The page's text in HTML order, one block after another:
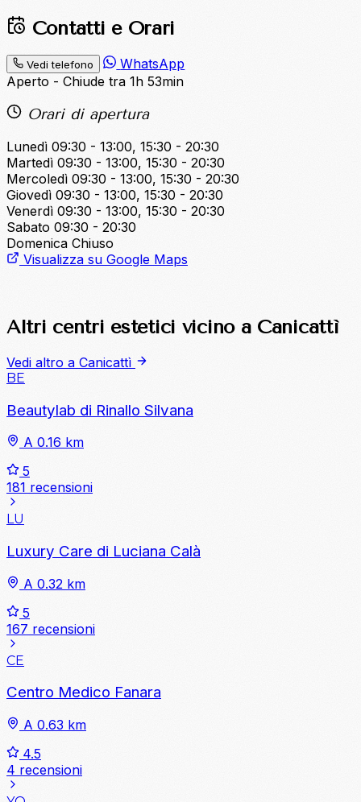
Contatti e Orari
Vedi telefono
WhatsApp
Aperto - Chiude tra 1h 53min
Orari di apertura
Lunedì 09:30 - 13:00, 15:30 - 20:30
Martedì 09:30 - 13:00, 15:30 - 20:30
Mercoledì 09:30 - 13:00, 15:30 - 20:30
Giovedì 09:30 - 13:00, 15:30 - 20:30
Venerdì 09:30 - 13:00, 15:30 - 20:30
Sabato 09:30 - 20:30
Domenica Chiuso
Visualizza su Google Maps
Altri centri estetici vicino a Canicattì
Vedi altro a Canicattì
BE
Beautylab di Rinallo Silvana
A 0.16 km
5
181 recensioni
LU
Luxury Care di Luciana Calà
A 0.32 km
5
167 recensioni
CE
Centro Medico Fanara
A 0.63 km
4.5
4 recensioni